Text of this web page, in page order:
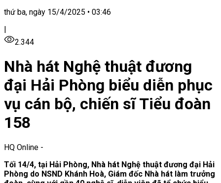
thứ ba, ngày 15/4/2025 • 03:46
|
2.344
Nhà hát Nghệ thuật đương
đại Hải Phòng biểu diễn phục
vụ cán bộ, chiến sĩ Tiểu đoàn
158
HQ Online -
Tối 14/4, tại Hải Phòng, Nhà hát Nghệ thuật đương đại Hải
Phòng do NSND Khánh Hoà, Giám đốc Nhà hát làm trưởng